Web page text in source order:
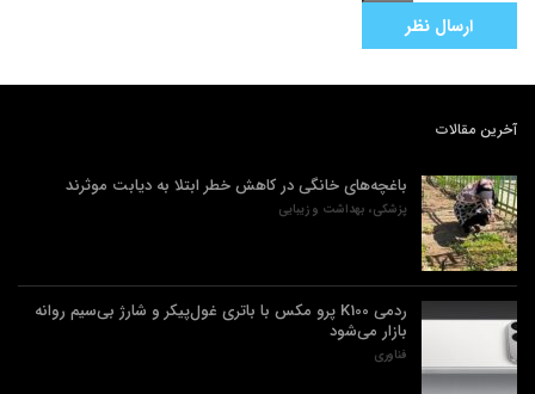
آخرین مقالات
باغچه‌های خانگی در کاهش خطر ابتلا به دیابت موثرند
پزشکی، بهداشت و زیبایی
ردمی K100 پرو مکس با باتری غول‌پیکر و شارژ بی‌سیم روانه
بازار می‌شود
فناوری